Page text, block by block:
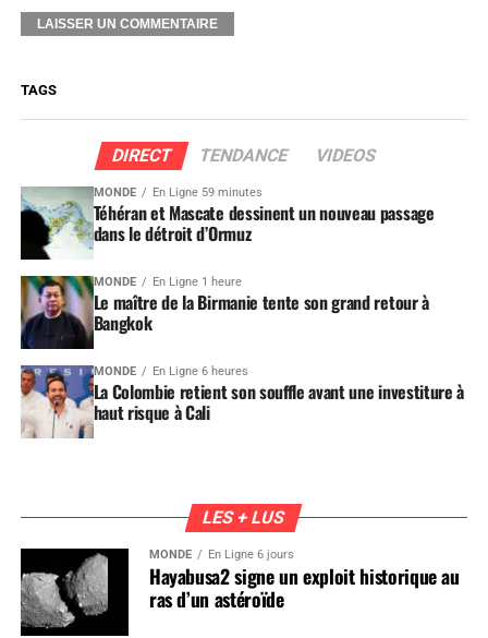
TAGS
DIRECT TENDANCE VIDEOS
MONDE En Ligne 59 minutes
Téhéran et Mascate dessinent un nouveau passage
dans le détroit d’Ormuz
MONDE En Ligne 1 heure
Le maître de la Birmanie tente son grand retour à
Bangkok
MONDE En Ligne 6 heures
La Colombie retient son souffle avant une investiture à
haut risque à Cali
LES + LUS
MONDE En Ligne 6 jours
Hayabusa2 signe un exploit historique au
ras d’un astéroïde